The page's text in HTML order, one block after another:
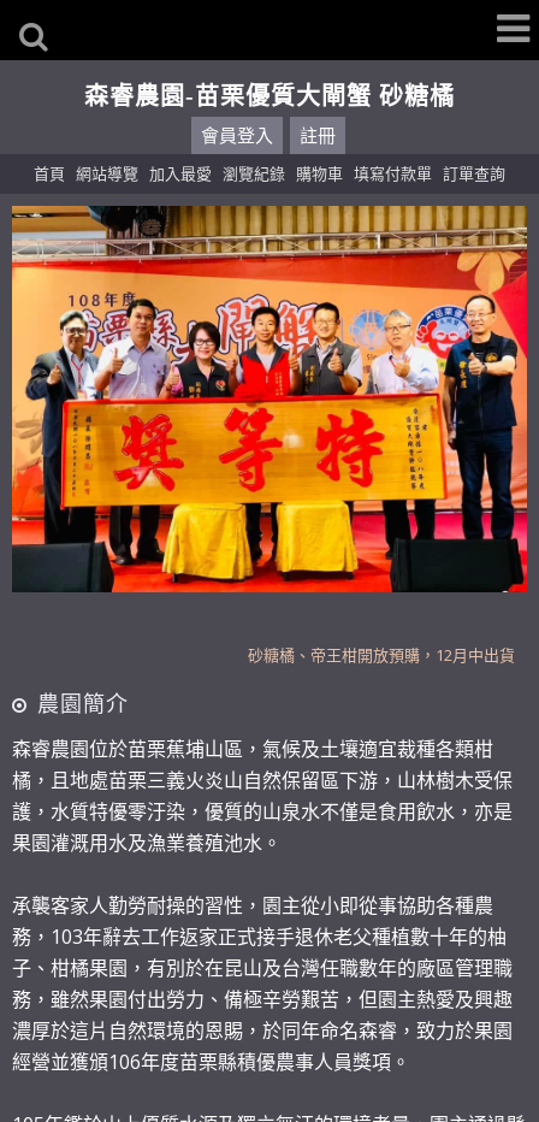
森睿農園-苗栗優質大閘蟹 砂糖橘
會員登入 註冊
首頁 網站導覽 加入最愛 瀏覽紀錄 購物車 填寫付款單 訂單查詢
砂糖橘、帝王柑開放預購，12月中出貨
可加line (網頁底部line連結)直接購買
砂糖橘、帝王柑開放預購，12月中出貨
109年起 新設餐廳 歡迎現場品嚐大閘蟹丶泰國蝦
可加line (網頁底部line連結)直接購買
農園簡介
森睿農園位於苗栗蕉埔山區，氣候及土壤適宜裁種各類柑
橘，且地處苗栗三義火炎山自然保留區下游，山林樹木受保
護，水質特優零汙染，優質的山泉水不僅是食用飲水，亦是
果園灌溉用水及漁業養殖池水。
承襲客家人勤勞耐操的習性，園主從小即從事協助各種農
務，103年辭去工作返家正式接手退休老父種植數十年的柚
子、柑橘果園，有別於在昆山及台灣任職數年的廠區管理職
務，雖然果園付出勞力、備極辛勞艱苦，但園主熱愛及興趣
濃厚於這片自然環境的恩賜，於同年命名森睿，致力於果園
經營並獲頒106年度苗栗縣積優農事人員獎項。